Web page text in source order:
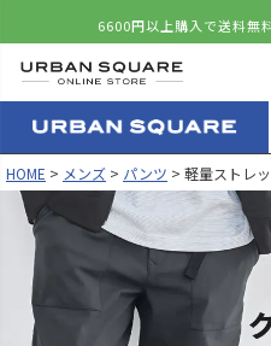
6600円以上購入で送料無
HOME メンズ パンツ 軽量ストレ